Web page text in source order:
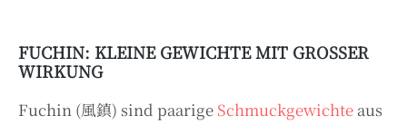
FUCHIN: KLEINE GEWICHTE MIT GROSSER W
IRKUNG
Fuchin (風鎮) sind paarige Schmuckgewichte aus